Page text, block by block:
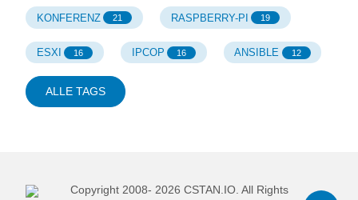
KONFERENZ 21 RASPBERRY-PI 19
ESXI 16 IPCOP 16 ANSIBLE 12
ALLE TAGS
Copyright 2008- 2026 CSTAN.IO. All Rights